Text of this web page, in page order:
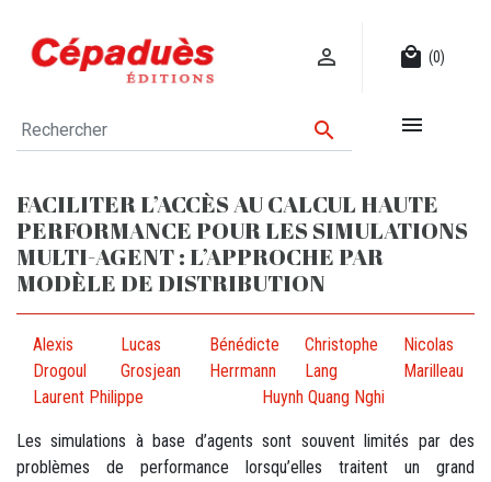
 local_mall (0)
 
FACILITER L’ACCÈS AU CALCUL HAUTE
PERFORMANCE POUR LES SIMULATIONS
MULTI-AGENT : L’APPROCHE PAR
MODÈLE DE DISTRIBUTION
Alexis
Drogoul
Lucas
Grosjean
Bénédicte
Herrmann
Christophe
Lang
Nicolas
Marilleau
Laurent Philippe
Huynh Quang Nghi
Les simulations à base d’agents sont souvent limités par des
problèmes de performance lorsqu’elles traitent un grand